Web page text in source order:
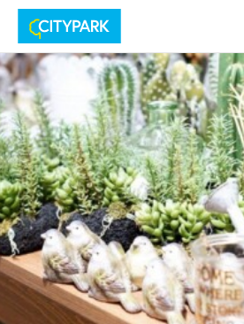
Montag
MONTAG
Dienstag
DIENSTAG
Mittwoch
MITTWOCH
Donnerstag
DONNERSTAG
Freitag
FREITAG
Samstag
SAMSTAG